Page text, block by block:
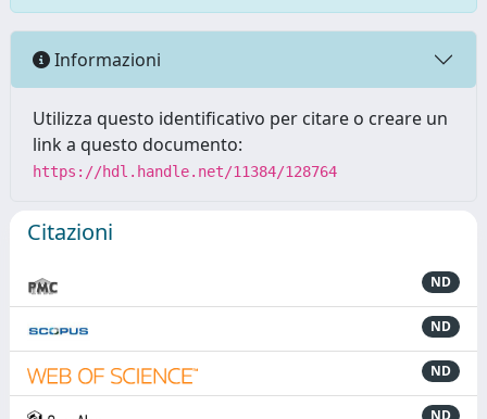
Informazioni
Utilizza questo identificativo per citare o creare un
link a questo documento:
https://hdl.handle.net/11384/128764
Citazioni
ND
ND
ND